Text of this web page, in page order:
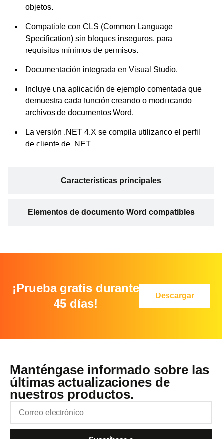
Características principales
Elementos de documento Word compatibles
objetos.
Compatible con CLS (Common Language
Specification) sin bloques inseguros, para
requisitos mínimos de permisos.
Documentación integrada en Visual Studio.
Incluye una aplicación de ejemplo comentada que
demuestra cada función creando o modificando
archivos de documentos Word.
La versión .NET 4.X se compila utilizando el perfil
de cliente de .NET.
¡Prueba gratis durante
45 días!
Descargar
Manténgase informado sobre las
últimas actualizaciones de
nuestros productos.